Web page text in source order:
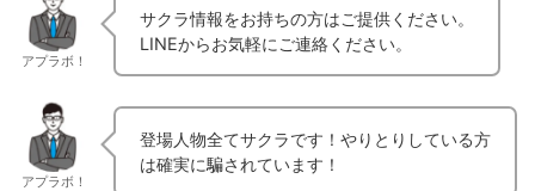
アプラボ！
サクラ情報をお持ちの方はご提供ください。
LINEからお気軽にご連絡ください。
アプラボ！
登場人物全てサクラです！やりとりしている方
は確実に騙されています！